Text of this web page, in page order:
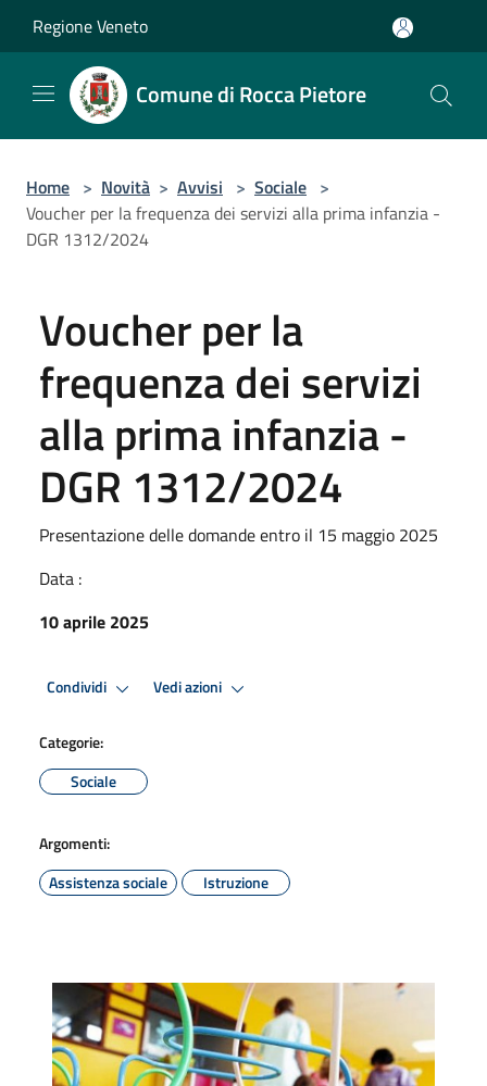
Regione Veneto
Comune di Rocca Pietore
Home > Novità > Avvisi > Sociale >
Voucher per la frequenza dei servizi alla prima infanzia -
DGR 1312/2024
Voucher per la
frequenza dei servizi
alla prima infanzia -
DGR 1312/2024
Presentazione delle domande entro il 15 maggio 2025
Data :
10 aprile 2025
Condividi Vedi azioni
Categorie:
Sociale
Argomenti:
Assistenza sociale
Istruzione